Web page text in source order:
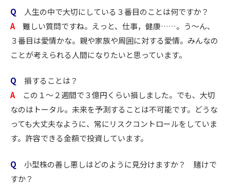
Q 人生の中で大切にしている３番目のことは何ですか？
A
難しい質問ですね。えっと、仕事，健康……。う～ん、
３番目は愛情かな。親や家族や周囲に対する愛情。みんなの
ことが考えられる人間になりたいと思っています。
Q 損することは？
A
この１～２週間で３億円くらい損しました。でも、大切
なのはトータル。未来を予測することは不可能です。どうな
っても大丈夫なように、常にリスクコントロールをしていま
す。許容できる金額で投資しています。
Q 小型株の善し悪しはどのように見分けますか？ 賭けで
すか？